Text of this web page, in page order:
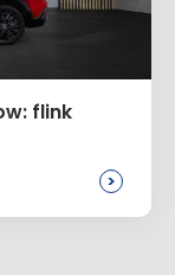
flink
>